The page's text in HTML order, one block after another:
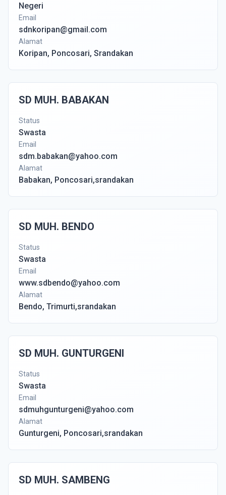
Negeri
Email
sdnkoripan@gmail.com
Alamat
Koripan, Poncosari, Srandakan
SD MUH. BABAKAN
Status
Swasta
Email
sdm.babakan@yahoo.com
Alamat
Babakan, Poncosari,srandakan
SD MUH. BENDO
Status
Swasta
Email
www.sdbendo@yahoo.com
Alamat
Bendo, Trimurti,srandakan
SD MUH. GUNTURGENI
Status
Swasta
Email
sdmuhgunturgeni@yahoo.com
Alamat
Gunturgeni, Poncosari,srandakan
SD MUH. SAMBENG